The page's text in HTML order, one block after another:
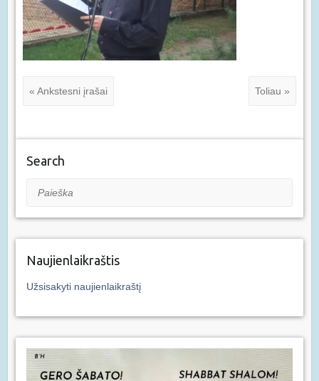
« Ankstesni įrašai Toliau »
Search
Paieška
Naujienlaikraštis
Užsisakyti naujienlaikraštį